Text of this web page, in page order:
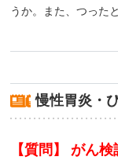
うか。また、つった
慢性胃炎・
【質問】 がん